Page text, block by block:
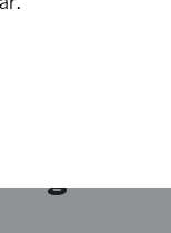
Medical en
blir att